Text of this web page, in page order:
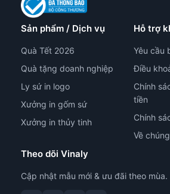
Sản phẩm / Dịch vụ
Quà Tết 2026
Quà tặng doanh nghiệp
Ly sứ in logo
Xưởng in gốm sứ
Xưởng in thủy tinh
Hỗ trợ
Yêu cầu
Điều
Chính
tiền
Chính
Về
Theo dõi Vinaly
Cập nhật mẫu mới & ưu đãi theo mùa.